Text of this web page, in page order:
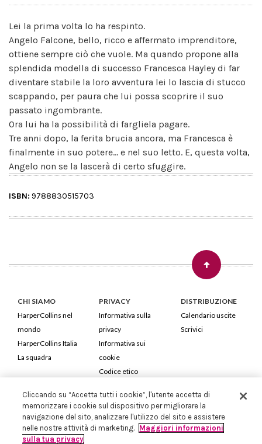
Lei la prima volta lo ha respinto.
Angelo Falcone, bello, ricco e affermato imprenditore,
ottiene sempre ciò che vuole. Ma quando propone alla
splendida modella di successo Francesca Hayley di far
diventare stabile la loro avventura lei lo lascia di stucco
scappando, per paura che lui possa scoprire il suo
passato ingombrante.
Ora lui ha la possibilità di fargliela pagare.
Tre anni dopo, la ferita brucia ancora, ma Francesca è
finalmente in suo potere... e nel suo letto. E, questa volta,
Angelo non se la lascerà di certo sfuggire.
ISBN: 9788830515703
CHI SIAMO
HarperCollins nel
mondo
HarperCollins Italia
La squadra
PRIVACY
Informativa sulla
privacy
Informativa sui
cookie
Codice etico
DISTRIBUZIONE
Calendario uscite
Scrivici
HarperCollins Italia S.p.A. Viale Monte Nero, 84 - 20135 Milano
Cod. Fiscale e P.IVA 05946780151 - Capitale Sociale 258.250 €
Iscritta in Milano al Registro delle imprese nr.198004 e REA nr.1051898
Cliccando su “Accetta tutti i cookie”, l'utente accetta di
memorizzare i cookie sul dispositivo per migliorare la
navigazione del sito, analizzare l'utilizzo del sito e assistere
nelle nostre attività di marketing. Maggiori informazioni
sulla tua privacy